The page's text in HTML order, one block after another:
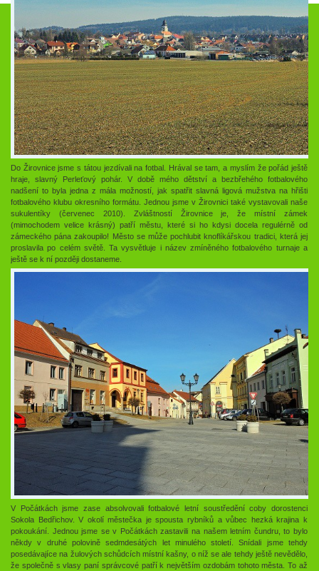
Do Žirovnice jsme s tátou jezdívali na fotbal. Hrával se tam, a myslím že pořád ještě
hraje, slavný Perleťový pohár. V době mého dětství a bezbřehého fotbalového
nadšení to byla jedna z mála možností, jak spatřit slavná ligová mužstva na hřišti
fotbalového klubu okresního formátu. Jednou jsme v Žirovnici také vystavovali naše
sukulentíky (červenec 2010). Zvláštností Žirovnice je, že místní zámek
(mimochodem velice krásný) patří městu, které si ho kdysi docela regulérně od
zámeckého pána zakoupilo! Město se může pochlubit knoflíkářskou tradici, která jej
proslavila po celém světě. Ta vysvětluje i název zmíněného fotbalového turnaje a
ještě se k ní později dostaneme.
V Počátkách jsme zase absolvovali fotbalové letní soustředění coby dorostenci
Sokola Bedřichov. V okolí městečka je spousta rybníků a vůbec hezká krajina k
pokoukání. Jednou jsme se v Počátkách zastavili na našem letním čundru, to bylo
někdy v druhé polovině sedmdesátých let minulého století. Snídali jsme tehdy
posedávajíce na žulových schůdcích místní kašny, o níž se ale tehdy ještě nevědělo,
že společně s vlasy paní správcové patří k největším ozdobám tohoto města. To až